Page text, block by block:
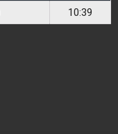
10:39